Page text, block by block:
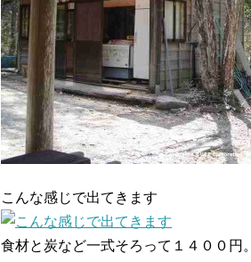
こんな感じで出てきます
食材と炭など一式そろって１４００円